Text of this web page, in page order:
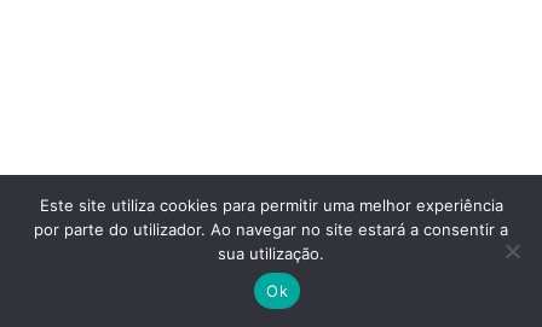
Este site utiliza cookies para permitir uma melhor experiência
por parte do utilizador. Ao navegar no site estará a consentir a
sua utilização.
Ok